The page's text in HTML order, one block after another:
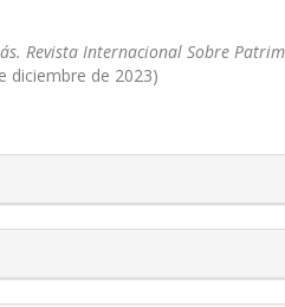
Revista Internacional Sobre
diciembre de 2023)